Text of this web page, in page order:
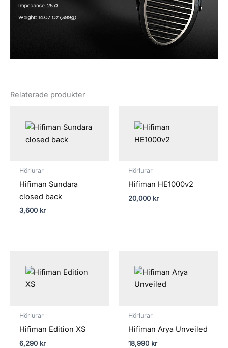
Relaterade produkter
Hörlurar
Hifiman Sundara
closed back
3,600 kr
Hörlurar
Hifiman HE1000v2
20,000 kr
Hörlurar
Hifiman Edition XS
6,290 kr
Hörlurar
Hifiman Arya Unveiled
18,990 kr